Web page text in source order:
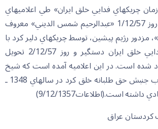
چريكهاي فدايي خلق ايران» طي اعلاميه‏اي
اطلاع داده است كه روز 1/12/57 «عبدالرحيم شمس الديني» معروف
مزدور رژيم پيشين، توسط چريكهاي دلير كرد با
همكاري چريكهاي فدايي خلق ايران دستگير و روز 2/12/57 تحويل
شده است. در اين اعلاميه آمده است كه شيخ
عبدالرحمن، در سركوب جنبش حق طلبانه خلق كرد در سالهاي 1348 ـ
عراق